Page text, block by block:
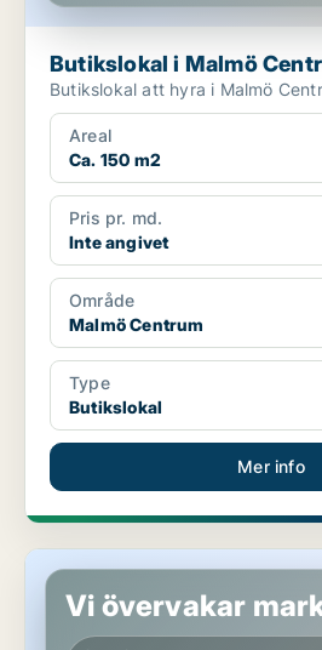
Butikslokal i Malmö
Butikslokal att hyra i Malmö
Areal
Ca. 150 m2
Pris pr. md.
Inte angivet
Område
Malmö Centrum
Type
Butikslokal
Mer info
Butikslokal i Malmö Centrum
Vi övervakar